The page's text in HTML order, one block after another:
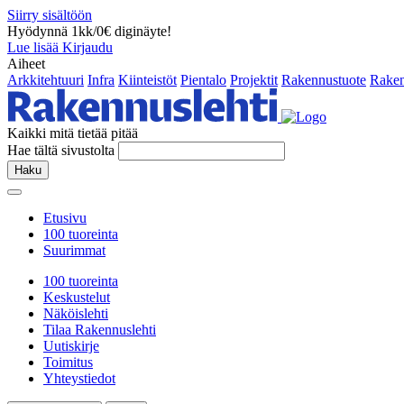
Siirry sisältöön
Hyödynnä 1kk/0€ diginäyte!
Lue lisää Kirjaudu
Aiheet
Arkkitehtuuri Infra Kiinteistöt Pientalo Projektit Rakennustuote
Kaikki mitä tietää pitää
Hae tältä sivustolta
Haku
Etusivu
100 tuoreinta
Suurimmat
100 tuoreinta
Keskustelut
Näköislehti
Tilaa Rakennuslehti
Uutiskirje
Toimitus
Yhteystiedot